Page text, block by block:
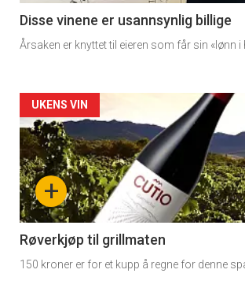
3
Disse vinene er usannsynlig billige
Årsaken er knyttet til eieren som får sin «lønn i
Forsiden
akkurat
nå
-
4
+
UKENS VIN
Røverkjøp til grillmaten
150 kroner er for et kupp å regne for denne